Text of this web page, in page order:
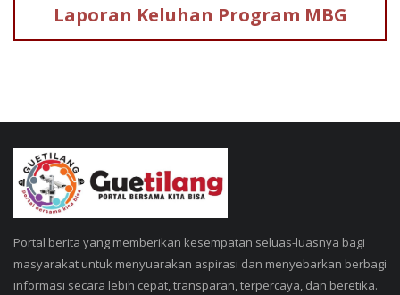
Laporan Keluhan Program MBG
Portal berita yang memberikan kesempatan seluas-luasnya bagi
masyarakat untuk menyuarakan aspirasi dan menyebarkan berbagi
informasi secara lebih cepat, transparan, terpercaya, dan beretika.